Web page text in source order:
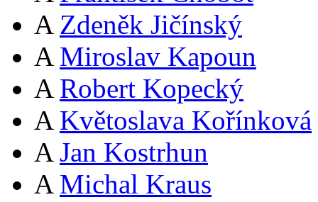
A Zdeněk Jičínský
A Miroslav Kapoun
A Robert Kopecký
A Květoslava Kořínková
A Jan Kostrhun
A Michal Kraus